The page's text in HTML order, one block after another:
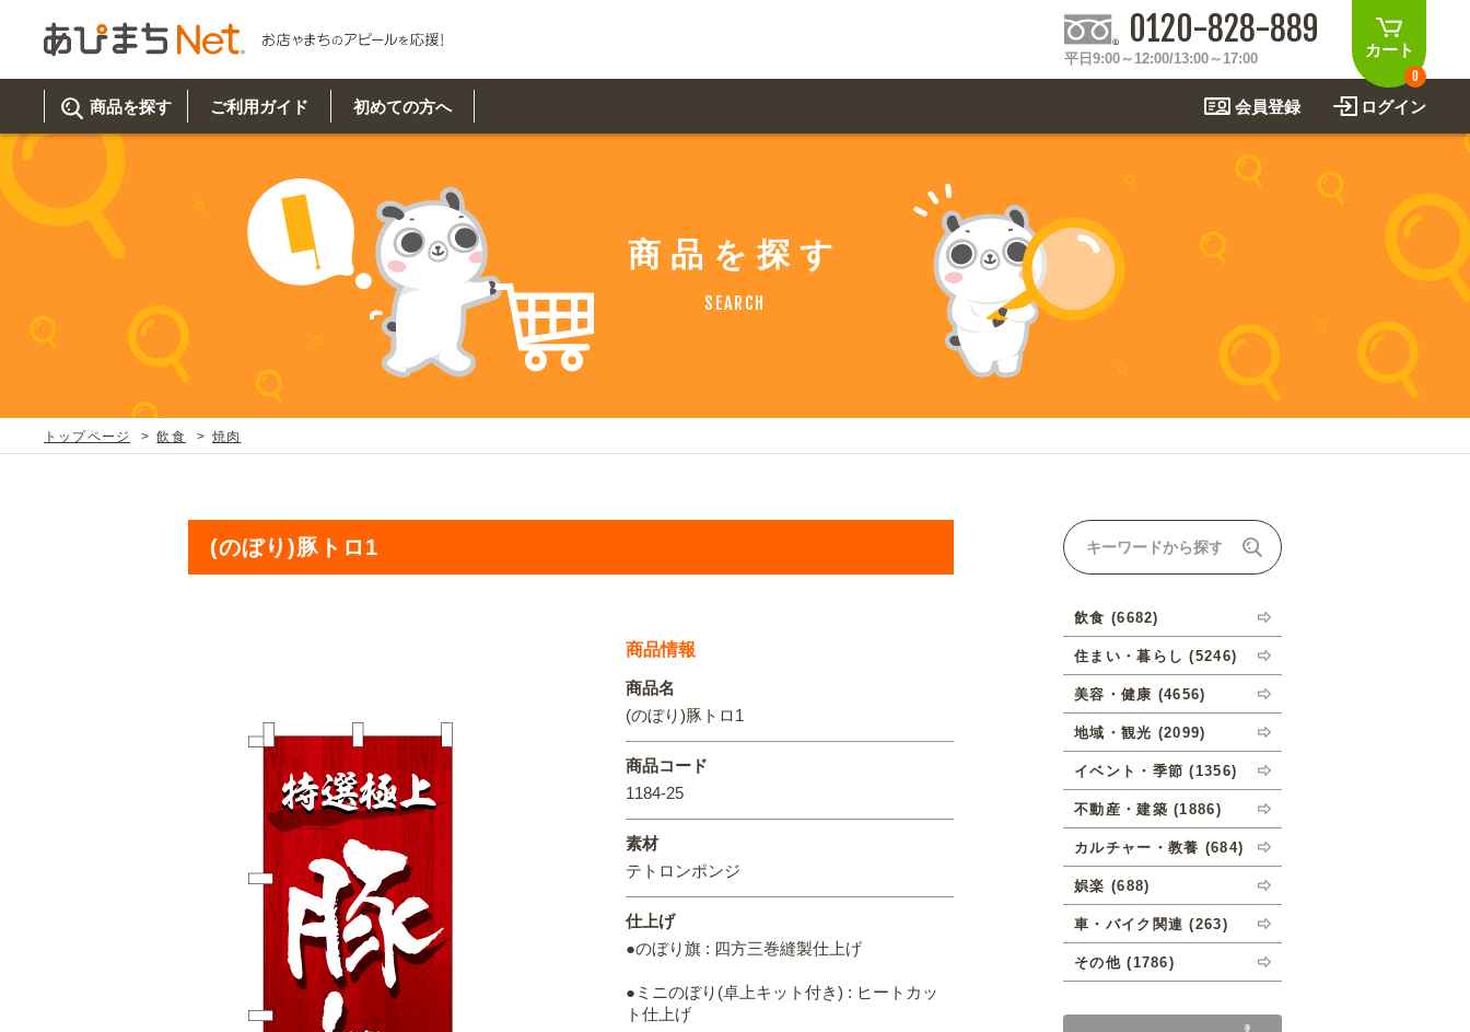
カート
0
0120-828-889
平日9:00～12:00/13:00～17:00
ログイン
会員登録
商品を探す
駐車場
住まい・暮らし
美容・健康 地域・観光
イベント・季節
カルチャー・教養 娯楽
関連アイテムを見る
オリジナルオーダーについて
ご利用ガイド
ご利用ガイド トップ
取り扱い商品一覧
既製デザイン商品注文方法
お届け納期と配送方法
初めての方へ
初めての方へ トップ
商品について
お客様の声
オリジナルオーダー制作事例
商品を探す
SEARCH
トップページ 飲食 焼肉
(のぼり)豚トロ1
商品情報
商品名
(のぼり)豚トロ1
商品コード
1184-25
素材
テトロンポンジ
仕上げ
●のぼり旗 : 四方三巻縫製仕上げ
●ミニのぼり(卓上キット付き) : ヒートカッ
ト仕上げ
飲食 (6682)
住まい・暮らし (5246)
美容・健康 (4656)
地域・観光 (2099)
イベント・季節 (1356)
不動産・建築 (1886)
カルチャー・教養 (684)
娯楽 (688)
車・バイク関連 (263)
その他 (1786)